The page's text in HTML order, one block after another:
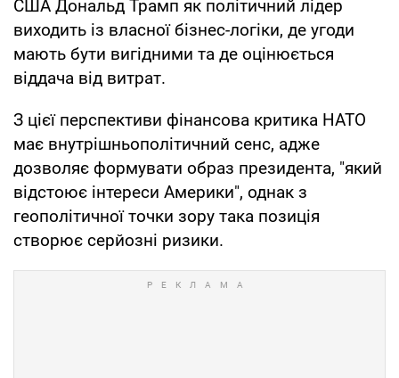
США Дональд Трамп як політичний лідер
виходить із власної бізнес-логіки, де угоди
мають бути вигідними та де оцінюється
віддача від витрат.
З цієї перспективи фінансова критика НАТО
має внутрішньополітичний сенс, адже
дозволяє формувати образ президента, "який
відстоює інтереси Америки", однак з
геополітичної точки зору така позиція
створює серйозні ризики.